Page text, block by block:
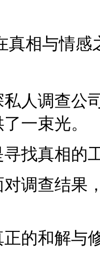
真相与情感
私人调查公
一束光。
寻找真相的
调查结果
的和解与